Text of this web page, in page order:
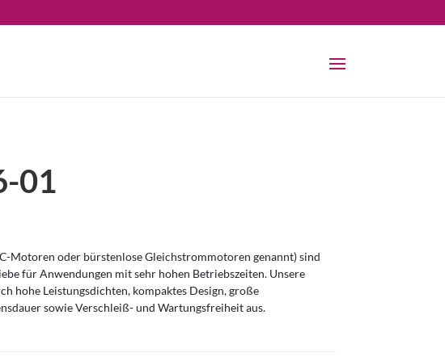
01
Motoren oder bürstenlose Gleichstrommotoren genannt) sind
für Anwendungen mit sehr hohen Betriebszeiten. Unsere
hohe Leistungsdichten, kompaktes Design, große
sowie Verschleiß- und Wartungsfreiheit aus.